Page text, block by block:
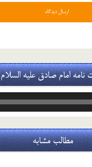
نامه امام صادق علیه السلام
مطالب مشابه